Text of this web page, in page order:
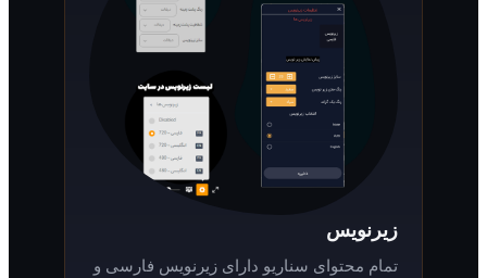
تمام محتوای سناریو دارای زیرنویس فارسی و